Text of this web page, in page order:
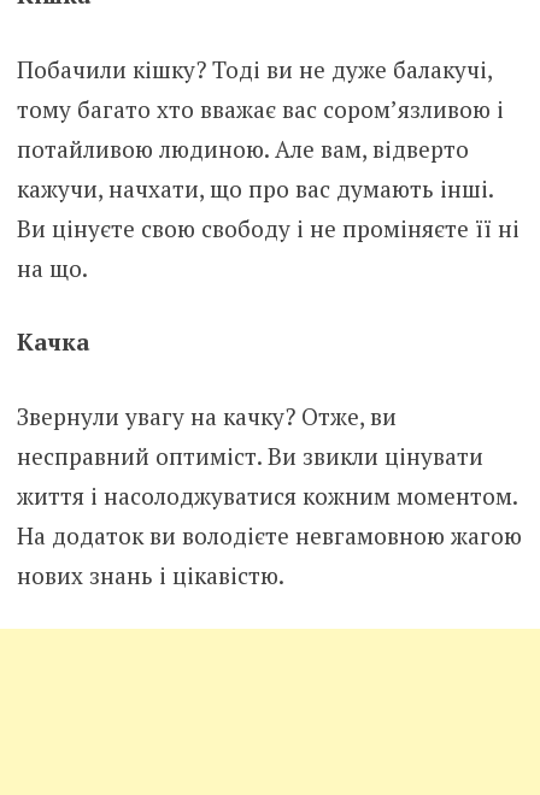
Побачили кішку? Тоді ви не дуже балакучі,
тому багато хто вважає вас сором’язливою і
потайливою людиною. Але вам, відверто
кажучи, начхати, що про вас думають інші.
Ви цінуєте свою свободу і не проміняєте її ні
на що.
Качка
Звернули увагу на качку? Отже, ви
несправний оптиміст. Ви звикли цінувати
життя і насолоджуватися кожним моментом.
На додаток ви володієте невгамовною жагою
нових знань і цікавістю.